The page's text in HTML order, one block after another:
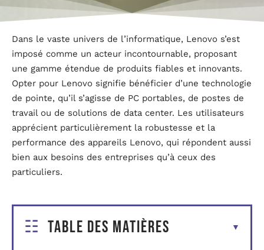
Dans le vaste univers de l’informatique, Lenovo s’est
imposé comme un acteur incontournable, proposant
une gamme étendue de produits fiables et innovants.
Opter pour Lenovo signifie bénéficier d’une technologie
de pointe, qu’il s’agisse de PC portables, de postes de
travail ou de solutions de data center. Les utilisateurs
apprécient particulièrement la robustesse et la
performance des appareils Lenovo, qui répondent aussi
bien aux besoins des entreprises qu’à ceux des
particuliers.
Table des matières